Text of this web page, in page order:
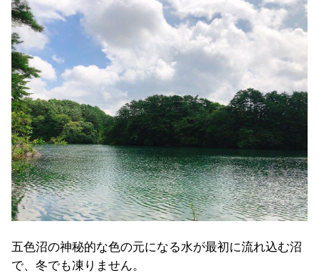
五色沼の神秘的な色の元になる水が最初に流れ込む沼
で、冬でも凍りません。